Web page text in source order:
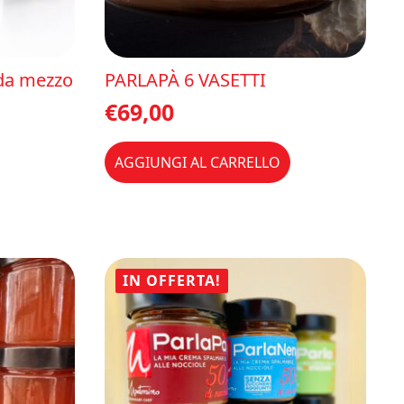
mezzo
PARLAPÀ 6 VASETTI
€69,00
AGGIUNGI AL CARRELLO
IN OFFERTA!